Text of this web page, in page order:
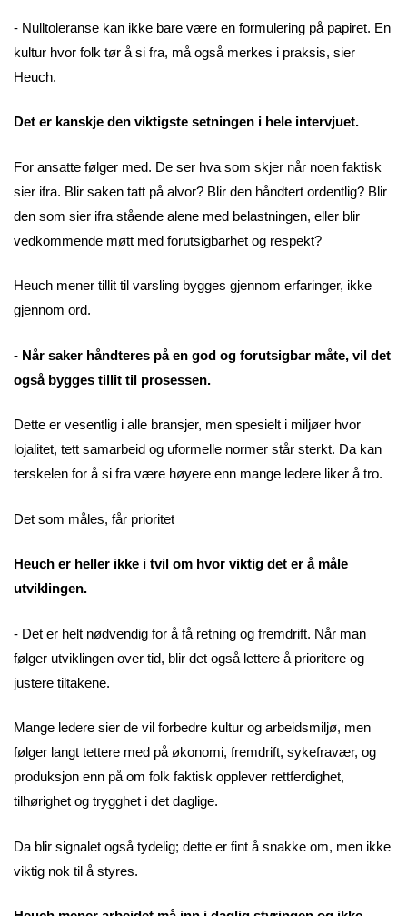
- Nulltoleranse kan ikke bare være en formulering på papiret. En
kultur hvor folk tør å si fra, må også merkes i praksis, sier
Heuch.
Det er kanskje den viktigste setningen i hele intervjuet.
For ansatte følger med. De ser hva som skjer når noen faktisk
sier ifra. Blir saken tatt på alvor? Blir den håndtert ordentlig? Blir
den som sier ifra stående alene med belastningen, eller blir
vedkommende møtt med forutsigbarhet og respekt?
Heuch mener tillit til varsling bygges gjennom erfaringer, ikke
gjennom ord.
- Når saker håndteres på en god og forutsigbar måte, vil det
også bygges tillit til prosessen.
Dette er vesentlig i alle bransjer, men spesielt i miljøer hvor
lojalitet, tett samarbeid og uformelle normer står sterkt. Da kan
terskelen for å si fra være høyere enn mange ledere liker å tro.
Det som måles, får prioritet
Heuch er heller ikke i tvil om hvor viktig det er å måle
utviklingen.
- Det er helt nødvendig for å få retning og fremdrift. Når man
følger utviklingen over tid, blir det også lettere å prioritere og
justere tiltakene.
Mange ledere sier de vil forbedre kultur og arbeidsmiljø, men
følger langt tettere med på økonomi, fremdrift, sykefravær, og
produksjon enn på om folk faktisk opplever rettferdighet,
tilhørighet og trygghet i det daglige.
Da blir signalet også tydelig; dette er fint å snakke om, men ikke
viktig nok til å styres.